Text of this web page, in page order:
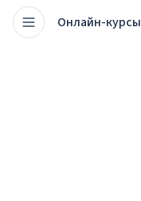
Онлайн-курсы